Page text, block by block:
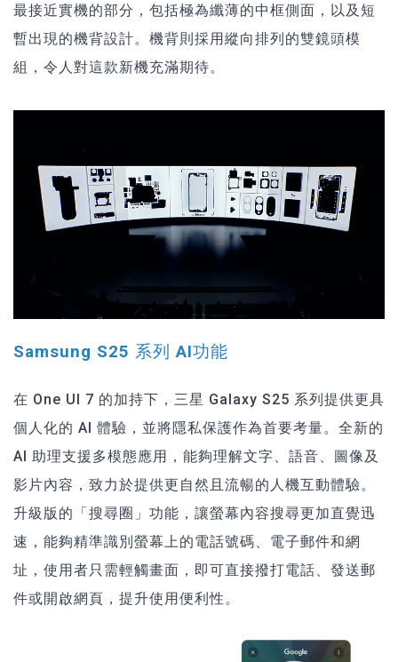
最接近實機的部分，包括極為纖薄的中框側面，以及短
暫出現的機背設計。機背則採用縱向排列的雙鏡頭模
組，令人對這款新機充滿期待。
Samsung S25 系列 AI功能
在 One UI 7 的加持下，三星 Galaxy S25 系列提供更具
個人化的 AI 體驗，並將隱私保護作為首要考量。全新的
AI 助理支援多模態應用，能夠理解文字、語音、圖像及
影片內容，致力於提供更自然且流暢的人機互動體驗。
升級版的「搜尋圈」功能，讓螢幕內容搜尋更加直覺迅
速，能夠精準識別螢幕上的電話號碼、電子郵件和網
址，使用者只需輕觸畫面，即可直接撥打電話、發送郵
件或開啟網頁，提升使用便利性。